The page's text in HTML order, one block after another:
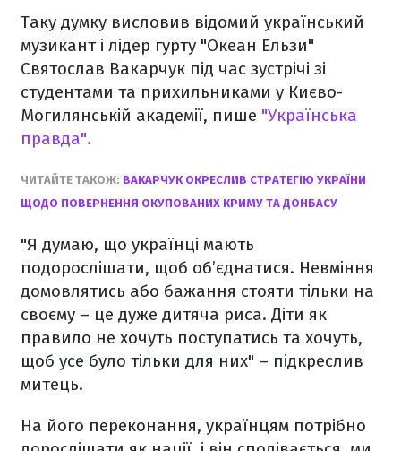
Таку думку висловив відомий український
музикант і лідер гурту "Океан Ельзи"
Святослав Вакарчук під час зустрічі зі
студентами та прихильниками у Києво-
Могилянській академії, пише "Українська
правда".
ЧИТАЙТЕ ТАКОЖ: ВАКАРЧУК ОКРЕСЛИВ СТРАТЕГІЮ УКРАЇНИ
ЩОДО ПОВЕРНЕННЯ ОКУПОВАНИХ КРИМУ ТА ДОНБАСУ
"Я думаю, що українці мають
подорослішати, щоб об’єднатися. Невміння
домовлятись або бажання стояти тільки на
своєму – це дуже дитяча риса. Діти як
правило не хочуть поступатись та хочуть,
щоб усе було тільки для них" – підкреслив
митець.
На його переконання, українцям потрібно